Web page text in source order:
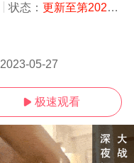
状态： 更新至第20220223期
2023-05-27
 极速观看